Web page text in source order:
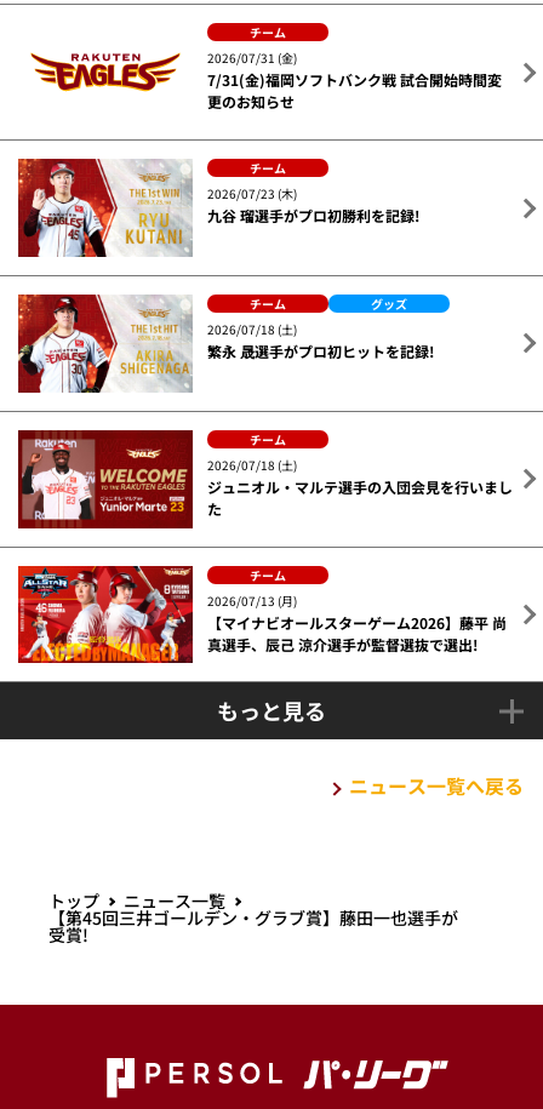
チーム
2026/07/31 (金)
7/31(金)福岡ソフトバンク戦 試合開始時間変
更のお知らせ
チーム
2026/07/23 (木)
九谷 瑠選手がプロ初勝利を記録!
チーム
グッズ
2026/07/18 (土)
繁永 晟選手がプロ初ヒットを記録!
チーム
2026/07/18 (土)
ジュニオル・マルテ選手の入団会見を行いまし
た
チーム
2026/07/13 (月)
【マイナビオールスターゲーム2026】藤平 尚
真選手、辰己 涼介選手が監督選抜で選出!
もっと見る
ニュース一覧へ戻る
トップ ニュース一覧
【第45回三井ゴールデン・グラブ賞】藤田一也選手が
受賞!